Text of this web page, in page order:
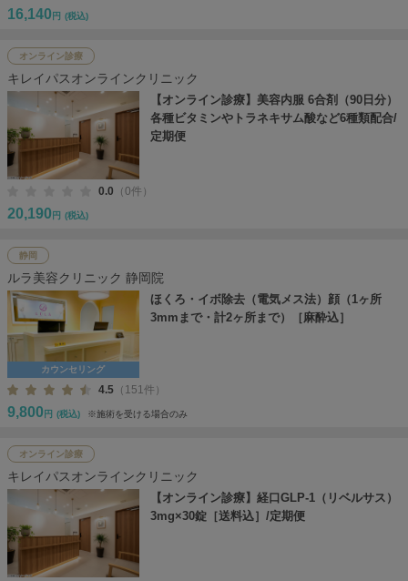
16,140 円 (税込)
オンライン診療
キレイパスオンラインクリニック
【オンライン診療】美容内服 6合剤（90日分）
各種ビタミンやトラネキサム酸など6種類配合/
定期便
0.0 （0件）
20,190 円 (税込)
静岡
ルラ美容クリニック 静岡院
カウンセリング
ほくろ・イボ除去（電気メス法）顔（1ヶ所
3mmまで・計2ヶ所まで）［麻酔込］
4.5 （151件）
9,800 円 (税込) ※施術を受ける場合のみ
オンライン診療
キレイパスオンラインクリニック
【オンライン診療】経口GLP-1（リベルサス）
3mg×30錠［送料込］/定期便